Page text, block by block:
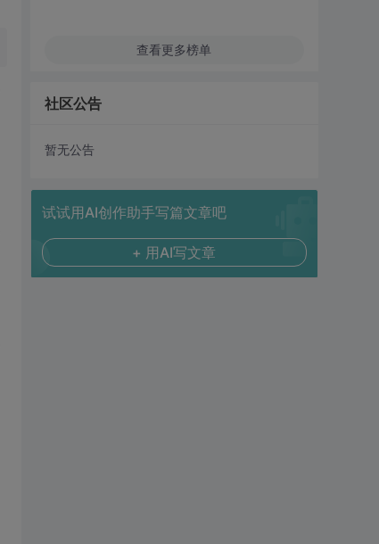
查看更多榜单
社区公告
暂无公告
试试用AI创作助手写篇文章吧
+ 用AI写文章